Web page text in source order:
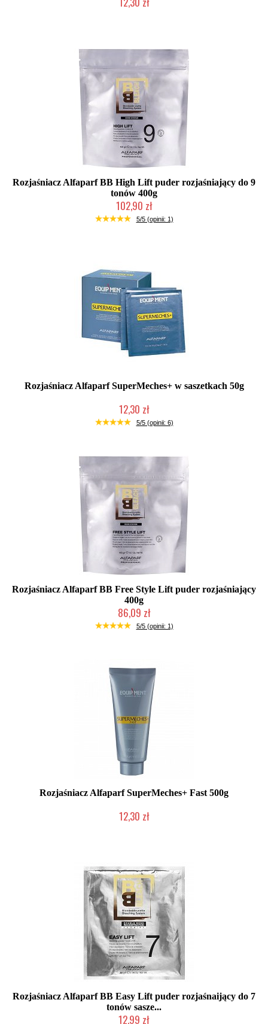
Rozjaśniacz Alfaparf BB High Lift puder rozjaśniający do 9
tonów 400g
102,90 zł
Produkt wycofany
5/5 (opinii: 1)
Rozjaśniacz Alfaparf SuperMeches+ w saszetkach 50g
12,30 zł
Produkt wycofany
5/5 (opinii: 6)
Rozjaśniacz Alfaparf BB Free Style Lift puder rozjaśniający
400g
86,09 zł
Chwilowo niedostępny
5/5 (opinii: 1)
Rozjaśniacz Alfaparf SuperMeches+ Fast 500g
12,30 zł
Rozjaśniacz Alfaparf BB Easy Lift puder rozjaśnaijący do 7
tonów sasze...
12,99 zł